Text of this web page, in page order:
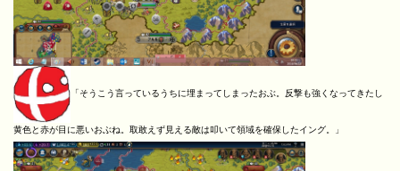
「そうこう言っているうちに埋まってしまったおぶ。反撃も強くなってきたし
黄色と赤が目に悪いおぶね。取敢えず見える敵は叩いて領域を確保したイング。」